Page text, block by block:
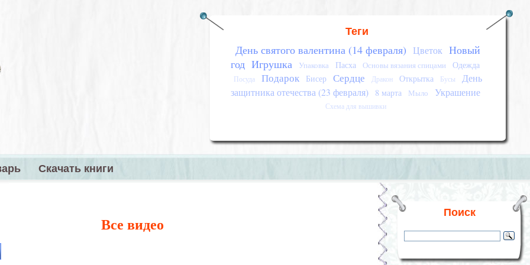
Теги
День святого валентина (14 февраля) Цветок Новый
год Игрушка Упаковка Пасха Основы вязания спицами Одежда
Посуда Подарок Бисер Сердце Дракон Открытка Бусы
День
защитника отечества (23 февраля)
8 марта Мыло Украшение
Схема для вышивки
Скачать книги
Все видео
Поиск